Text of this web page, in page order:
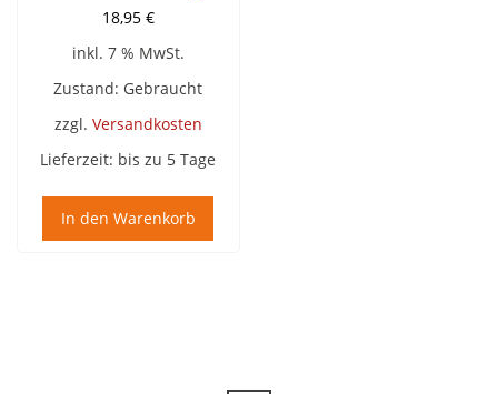
18,95 €
inkl. 7 % MwSt.
Zustand: Gebraucht
zzgl. Versandkosten
Lieferzeit: bis zu 5 Tage
In den Warenkorb